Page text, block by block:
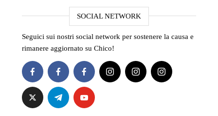
SOCIAL NETWORK
Seguici sui nostri social network per sostenere la causa e
rimanere aggiornato su Chico!